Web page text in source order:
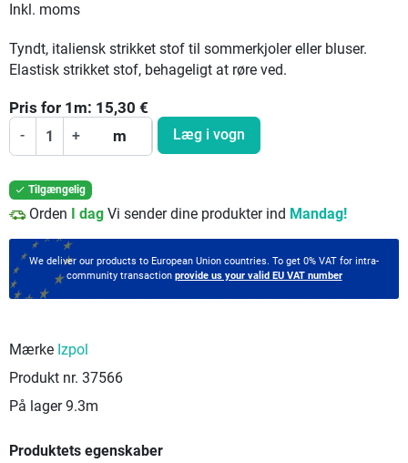
Inkl. moms
Tyndt, italiensk strikket stof til sommerkjoler eller bluser.
Elastisk strikket stof, behageligt at røre ved.
Pris for 1 m: 15,30 €
- + m Læg i vogn
 Tilgængelig
Orden I dag Vi sender dine produkter ind Mandag!
We deliver our products to European Union countries. To get 0% VAT for intra-
community transaction provide us your valid EU VAT number
Mærke Izpol
Produkt nr. 37566
På lager 9.3m
Produktets egenskaber